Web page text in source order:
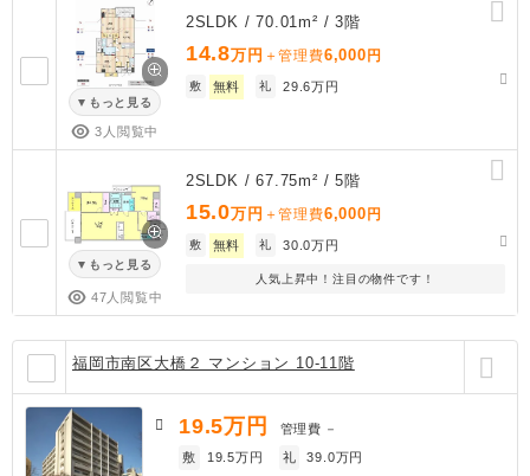
もっと見る
3人閲覧中
2SLDK / 70.01m² / 3階
14.8万円 ＋管理費6,000 円
敷 無料 礼 29.6万円
もっと見る
47人閲覧中
2SLDK / 67.75m² / 5階
15.0万円 ＋管理費6,000 円
敷 無料 礼 30.0万円
人気上昇中！注目の物件です！
福岡市南区大橋２ マンション 10-11階
19.5万円 管理費 －
敷
19.5万円 礼 39.0万円